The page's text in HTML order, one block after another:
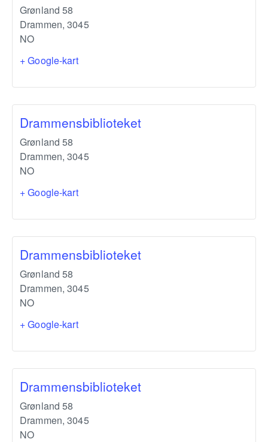
Grønland 58
Drammen, 3045
NO
+ Google-kart
Drammensbiblioteket
Grønland 58
Drammen, 3045
NO
+ Google-kart
Drammensbiblioteket
Grønland 58
Drammen, 3045
NO
+ Google-kart
Drammensbiblioteket
Grønland 58
Drammen, 3045
NO